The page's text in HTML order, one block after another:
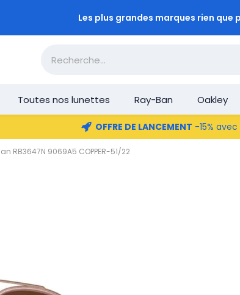
Les plus grandes marques rien que
Toutes nos lunettes Ray-Ban Oakley
OFFRE DE LANCEMENT -15%
RB3647N 9069A5 COPPER-51/22